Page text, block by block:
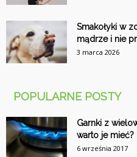
Smakołyki w
mądrze i nie
3 marca 2026
POPULARNE POSTY
Garnki z
warto je mieć?
6 września 2017